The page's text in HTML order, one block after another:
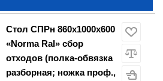
Стол СПРн 860х1000х600
«Norma Ral» сбор
отходов (полка-обвязка
разборная; ножка проф.,